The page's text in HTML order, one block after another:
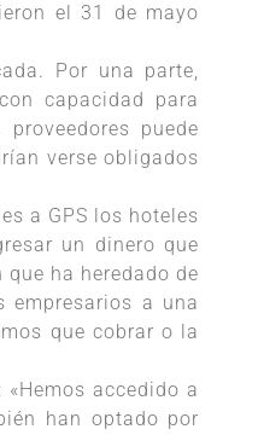
el 31 de mayo
Por una parte,
capacidad para
puede
verse obligados
a GPS los hoteles
un dinero que
ha heredado de
empresarios a una
que cobrar o la
accedido a
han optado por